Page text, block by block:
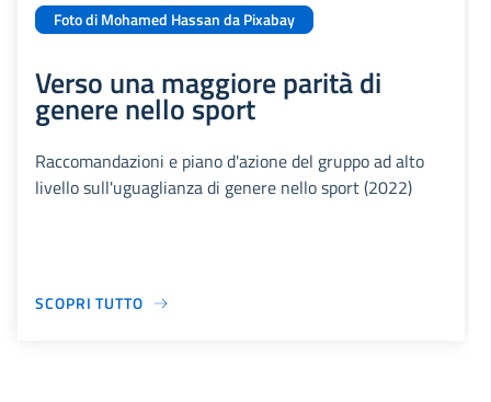
Foto di Mohamed Hassan da Pixabay
Verso una maggiore parità di
genere nello sport
Raccomandazioni e piano d'azione del gruppo ad alto
livello sull'uguaglianza di genere nello sport (2022)
SCOPRI TUTTO